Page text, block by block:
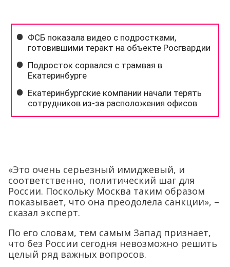
«Это очень серьезный имиджевый, и
соответственно, политический шаг для
России. Поскольку Москва таким образом
показывает, что она преодолела санкции», –
сказал эксперт.
По его словам, тем самым Запад признает,
что без России сегодня невозможно решить
целый ряд важных вопросов.